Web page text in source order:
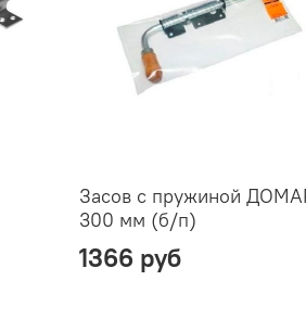
Засов с пружиной
300 мм (б/п)
1366 руб